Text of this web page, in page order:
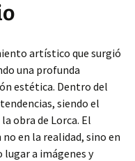
artístico que surgió
una profunda
estética. Dentro del
siendo el
obra de Lorca. El
en la realidad, sino en
a imágenes y